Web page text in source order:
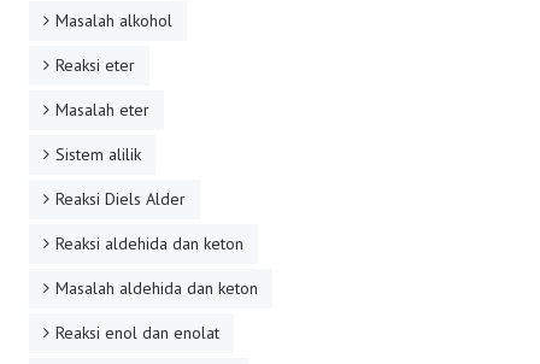
Masalah alkohol
Reaksi eter
Masalah eter
Sistem alilik
Reaksi Diels Alder
Reaksi aldehida dan keton
Masalah aldehida dan keton
Reaksi enol dan enolat